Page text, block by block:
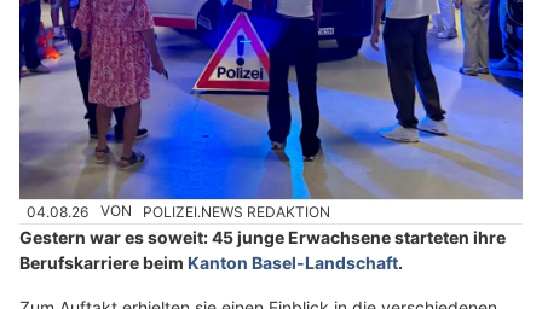
Eichenstrasse 15 umzieht.
Weiterlesen